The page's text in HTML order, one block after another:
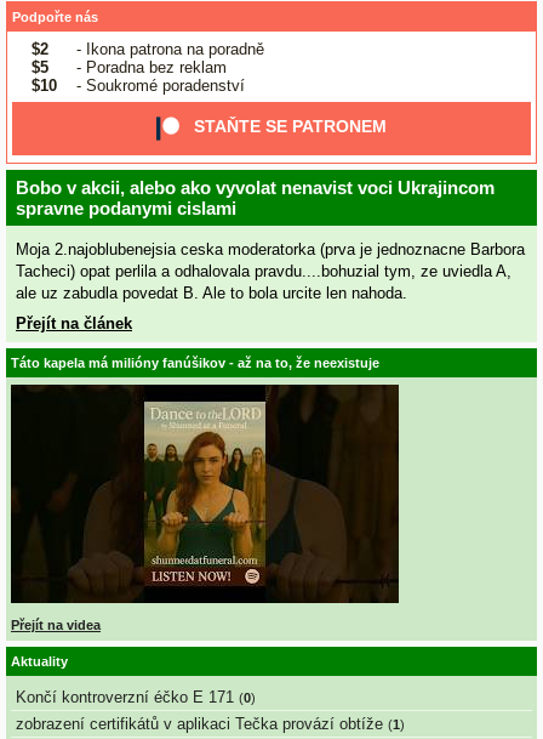
Podpořte nás
$2
- Ikona patrona na poradně
$5
- Poradna bez reklam
$10
- Soukromé poradenství
STAŇTE SE PATRONEM
Bobo v akcii, alebo ako vyvolat nenavist voci Ukrajincom
spravne podanymi cislami
Moja 2.najoblubenejsia ceska moderatorka (prva je jednoznacne Barbora
Tacheci) opat perlila a odhalovala pravdu....bohuzial tym, ze uviedla A,
ale uz zabudla povedat B. Ale to bola urcite len nahoda.
Přejít na článek
Táto kapela má milióny fanúšikov - až na to, že neexistuje
Přejít na videa
Aktuality
Končí kontroverzní éčko E 171 (0)
zobrazení certifikátů v aplikaci Tečka provází obtíže (1)